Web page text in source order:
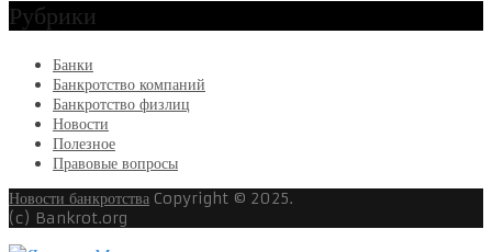
Рубрики
Банки
Банкротство компаний
Банкротство физлиц
Новости
Полезное
Правовые вопросы
Новости банкротства Copyright © 2025.
(c) Bankrot.org